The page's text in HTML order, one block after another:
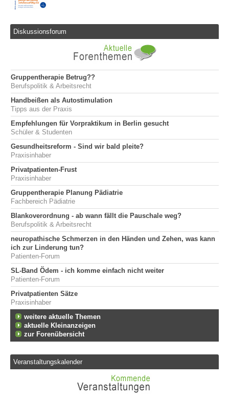
Diskussionsforum
Gruppentherapie Betrug??
Berufspolitik & Arbeitsrecht
Handbeißen als Autostimulation
Tipps aus der Praxis
Empfehlungen für Vorpraktikum in Berlin gesucht
Schüler & Studenten
Gesundheitsreform - Sind wir bald pleite?
Praxisinhaber
Privatpatienten-Frust
Praxisinhaber
Gruppentherapie Planung Pädiatrie
Fachbereich Pädiatrie
Blankoverordnung - ab wann fällt die Pauschale weg?
Berufspolitik & Arbeitsrecht
neuropathische Schmerzen in den Händen und Zehen, was kann
ich zur Linderung tun?
Patienten-Forum
SL-Band Ödem - ich komme einfach nicht weiter
Patienten-Forum
Privatpatienten Sätze
Praxisinhaber
weitere aktuelle Themen
aktuelle Kleinanzeigen
zur Forenübersicht
Veranstaltungskalender